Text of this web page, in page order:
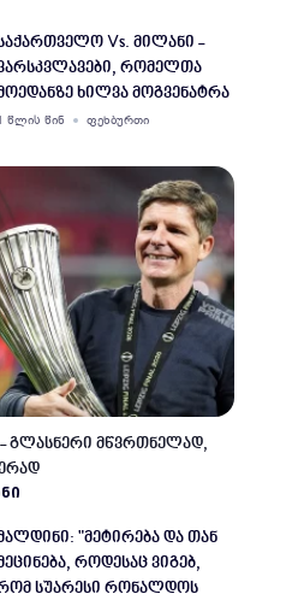
Vs. მილანი -
რომელთა
ხილვა მოგვენატრა
წლის წინ ფეხბურთი
- გლასნერი მწვრთნელად,
"მეტირება და თან
როდესაც ვიგებ,
სუარესი რონალდოს